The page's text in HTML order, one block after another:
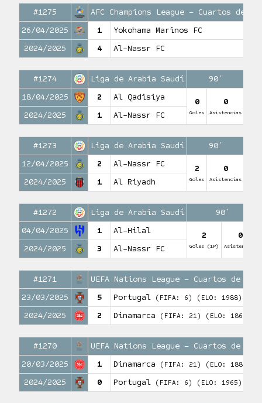
#1275
AFC Champions League – Cuartos de
26/04/2025
1
Yokohama Marinos FC
2024/2025
4 Al-Nassr FC
#1274 Liga de Arabia Saudí
90′
18/04/2025
2 Al Qadisiya 0
Goles
0
Asistencias
2024/2025 1 Al-Nassr FC
#1273 Liga de Arabia Saudí
90′
12/04/2025
2 Al-Nassr FC 2
Goles
0
Asistencias
2024/2025 1 Al Riyadh
#1272 Liga de Arabia Saudí
90′
04/04/2025
1 Al-Hilal 2
Goles (1P)
0
Asistencias
2024/2025 3 Al-Nassr FC
#1271
UEFA Nations League – Cuartos de
23/03/2025
5 Portugal (FIFA: 6) (ELO: 1988)
2024/2025 2 Dinamarca (FIFA: 21) (ELO: 1862)
#1270
UEFA Nations League – Cuartos de
20/03/2025
1 Dinamarca (FIFA: 21) (ELO: 1885)
2024/2025 0 Portugal (FIFA: 6) (ELO: 1965)